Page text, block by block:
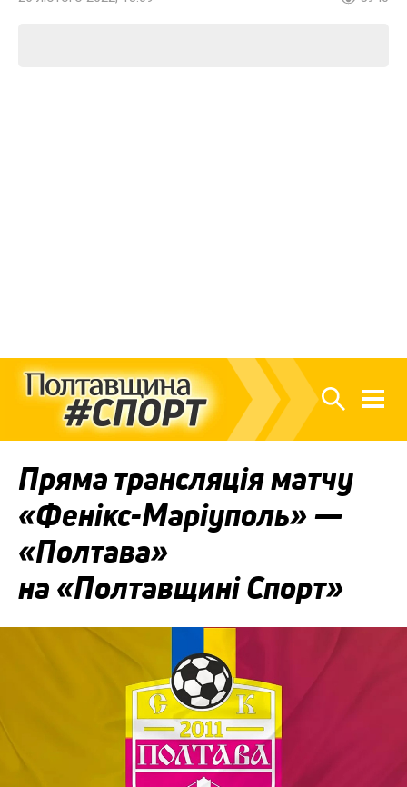
Пряма трансляція матчу
«Фенікс-Маріуполь» —
«Полтава»
на «Полтавщині Спорт»